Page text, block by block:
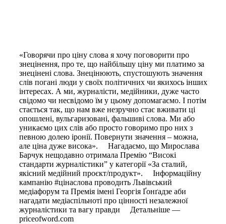
«Говорячи про ціну слова я хочу поговорити про
знецінення, про те, що найбільшу ціну ми платимо за
знецінені слова. Знецінюють, спустошують значення
слів погані люди у своїх політичних чи якихось інших
інтересах. А ми, журналісти, медійники, дуже часто
свідомо чи несвідомо їм у цьому допомагаємо. І потім
стається так, що нам вже незручно стає вживати ці
опошлені, вульгаризовані, фальшиві слова. Ми або
уникаємо цих слів або просто говоримо про них з
певною долею іронії. Повернути значення – можна,
але ціна дуже висока». ⠀ Нагадаємо, що Мирослава
Барчук нещодавно отримала Премію “Високі
стандарти журналістики” у категорії «За сталий,
якісний медійний проєкт/продукт». ⠀ Інформаційну
кампанію #цінаслова проводить Львівський
медіафорум та Премія імені Георгія Ґонґадзе аби
нагадати медіаспільноті про цінності незалежної
журналістики та вагу правди ⠀ Детальніше —
priceofword.com